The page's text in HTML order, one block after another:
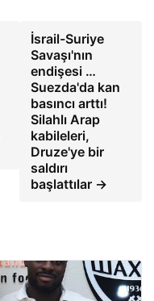
İsrail-Suriye
Savaşı'nın
endişesi …
Suezda'da kan
basıncı arttı!
Silahlı Arap
kabileleri,
Druze'ye bir
saldırı
başlattılar →